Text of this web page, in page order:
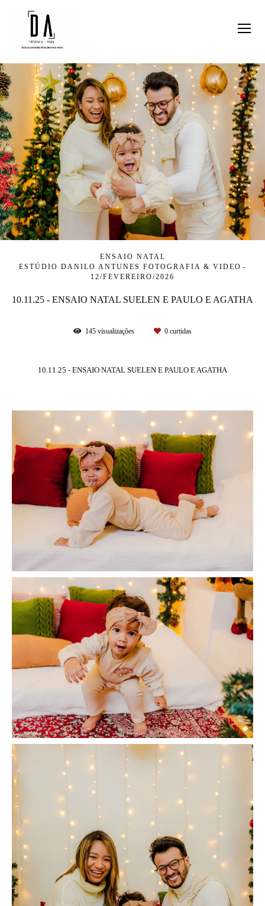
ENSAIO NATAL
ESTÚDIO DANILO ANTUNES FOTOGRAFIA & VIDEO
12/FEVEREIRO/2026
10.11.25 - ENSAIO NATAL SUELEN E PAULO E AGATHA
145 visualizações 0 curtidas
10.11.25 - ENSAIO NATAL SUELEN E PAULO E AGATHA